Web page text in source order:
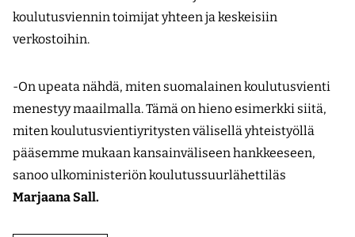
koulutusviennin toimijat yhteen ja keskeisiin
verkostoihin.
-On upeata nähdä, miten suomalainen koulutusvienti
menestyy maailmalla. Tämä on hieno esimerkki siitä,
miten koulutusvientiyritysten välisellä yhteistyöllä
pääsemme mukaan kansainväliseen hankkeeseen,
sanoo ulkoministeriön koulutussuurlähettiläs
Marjaana Sall.